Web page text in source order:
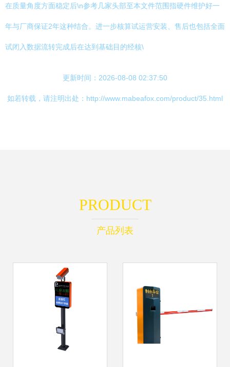
在质量角度方面稳定后\n参考几家头部至本文件范围指硬件维护好一
年与厂商保证2年这种结合。进一步核算试运营安装、售后也包括全面
试闭入数据流转完成后在达到基础目的经核\
更新时间：2026-08-08 02:37:50
如若转载，请注明出处：http://www.mabeafox.com/product/35.html
PRODUCT
产品列表